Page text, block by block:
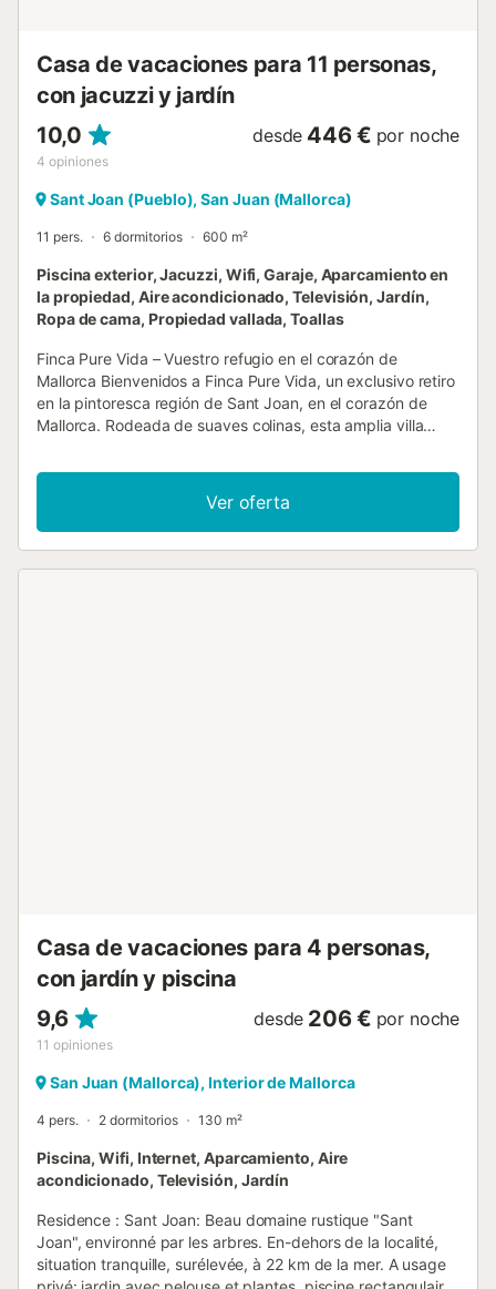
Casa de vacaciones para 11 personas,
con jacuzzi y jardín
10,0
4 opiniones
desde 446 € por noche
Sant Joan (Pueblo), San Juan (Mallorca)
11 pers. 6 dormitorios 600 m²
Piscina exterior, Jacuzzi, Wifi, Garaje, Aparcamiento en
la propiedad, Aire acondicionado, Televisión, Jardín,
Ropa de cama, Propiedad vallada, Toallas
Finca Pure Vida – Vuestro refugio en el corazón de
Mallorca Bienvenidos a Finca Pure Vida, un exclusivo retiro
en la pintoresca región de Sant Joan, en el corazón de
Mallorca. Rodeada de suaves colinas, esta amplia villa
jardín mediterráneo, con espacio para hasta 12 huéspedes
que buscan tranquilidad, estilo y autenticidad. Las seis
elegantes habitaciones combinan confort moderno y
encanto mallorquín. Los amplios salones y comedores
Ver oferta
Casa de vacaciones para 4 personas,
con jardín y piscina
9,6
11 opiniones
desde 206 € por noche
San Juan (Mallorca), Interior de Mallorca
4 pers. 2 dormitorios 130 m²
Piscina, Wifi, Internet, Aparcamiento, Aire
acondicionado, Televisión, Jardín
Residence : Sant Joan: Beau domaine rustique "Sant
Joan", environné par les arbres. En-dehors de la localité,
situation tranquille, surélevée, à 22 km de la mer. A usage